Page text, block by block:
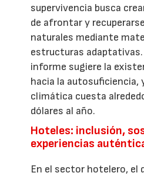
supervivencia busca
de afrontar y
naturales mediante
estructuras adaptativas.
informe sugiere la
hacia la autosuficiencia,
climática cuesta
dólares al año.
Hoteles: inclusión,
experiencias
En el sector hotelero, el